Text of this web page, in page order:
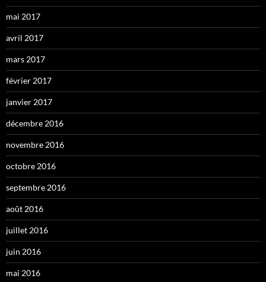
mai 2017
avril 2017
mars 2017
février 2017
janvier 2017
décembre 2016
novembre 2016
octobre 2016
septembre 2016
août 2016
juillet 2016
juin 2016
mai 2016